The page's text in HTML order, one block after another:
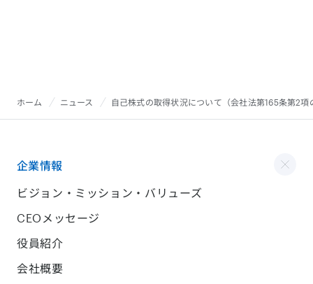
ホーム ニュース 自己株式の取得状況について（会社法第165条第2
企業情報
ビジョン・ミッション・バリューズ
CEOメッセージ
役員紹介
会社概要